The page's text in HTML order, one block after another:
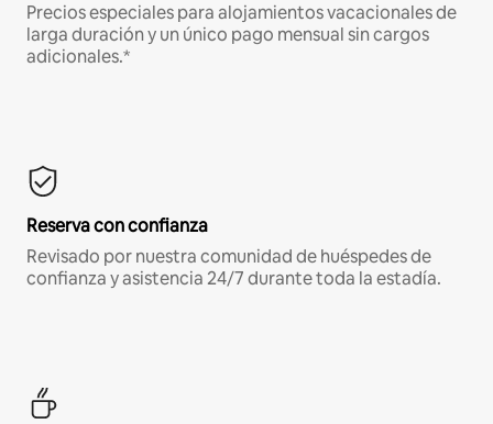
Precios especiales para alojamientos vacacionales de
larga duración y un único pago mensual sin cargos
adicionales.*
Reserva con confianza
Revisado por nuestra comunidad de huéspedes de
confianza y asistencia 24/7 durante toda la estadía.